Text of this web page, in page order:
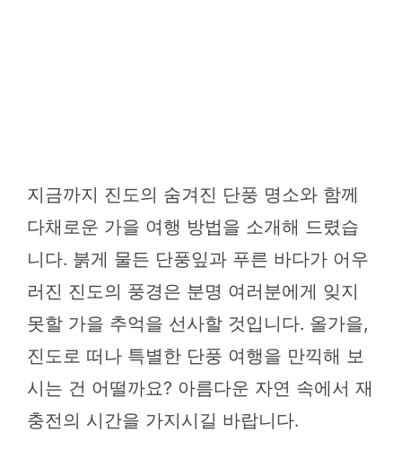
지금까지 진도의 숨겨진 단풍 명소와 함께
다채로운 가을 여행 방법을 소개해 드렸습
니다. 붉게 물든 단풍잎과 푸른 바다가 어우
러진 진도의 풍경은 분명 여러분에게 잊지
못할 가을 추억을 선사할 것입니다. 올가을,
진도로 떠나 특별한 단풍 여행을 만끽해 보
시는 건 어떨까요? 아름다운 자연 속에서 재
충전의 시간을 가지시길 바랍니다.